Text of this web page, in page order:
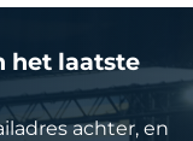
het laatste
achter, en